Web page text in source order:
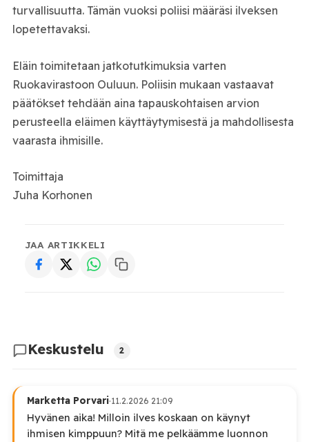
turvallisuutta. Tämän vuoksi poliisi määräsi ilveksen
lopetettavaksi.
Eläin toimitetaan jatkotutkimuksia varten
Ruokavirastoon Ouluun. Poliisin mukaan vastaavat
päätökset tehdään aina tapauskohtaisen arvion
perusteella eläimen käyttäytymisestä ja mahdollisesta
vaarasta ihmisille.
Toimittaja
Juha Korhonen
JAA ARTIKKELI
Keskustelu 2
Marketta Porvari·11.2.2026 21:09
Hyvänen aika! Milloin ilves koskaan on käynyt
ihmisen kimppuun? Mitä me pelkäämme luonnon